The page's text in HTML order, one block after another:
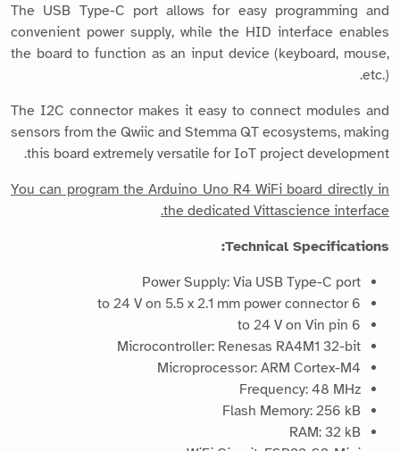
The USB Type-C port allows for easy programming and
convenient power supply, while the HID interface enables
the board to function as an input device (keyboard, mouse,
etc.).
The I2C connector makes it easy to connect modules and
sensors from the Qwiic and Stemma QT ecosystems, making
this board extremely versatile for IoT project development.
You can program the Arduino Uno R4 WiFi board directly in
the dedicated Vittascience interface.
Technical Specifications:
Power Supply: Via USB Type-C port
6 to 24 V on 5.5 x 2.1 mm power connector
6 to 24 V on Vin pin
Microcontroller: Renesas RA4M1 32-bit
Microprocessor: ARM Cortex-M4
Frequency: 48 MHz
Flash Memory: 256 kB
RAM: 32 kB